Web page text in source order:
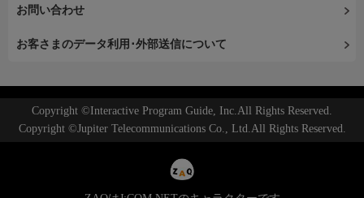
お問い合わせ
お客さまのデータ利用･外部送信について
Copyright ©Interactive Program Guide, Inc.All Rights Reserved.
Copyright ©Jupiter Telecommunications Co., Ltd.All Rights Reserved.